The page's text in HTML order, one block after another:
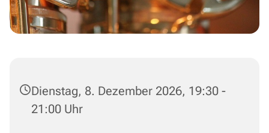
Dienstag, 8. Dezember 2026, 19:30 -
21:00 Uhr